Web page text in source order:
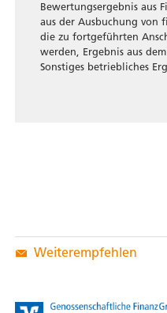
Bewertungsergebnis aus
aus der Ausbuchung von
die zu fortgeführten
werden, Ergebnis aus
Sonstiges betriebliches
Weiterempfehlen